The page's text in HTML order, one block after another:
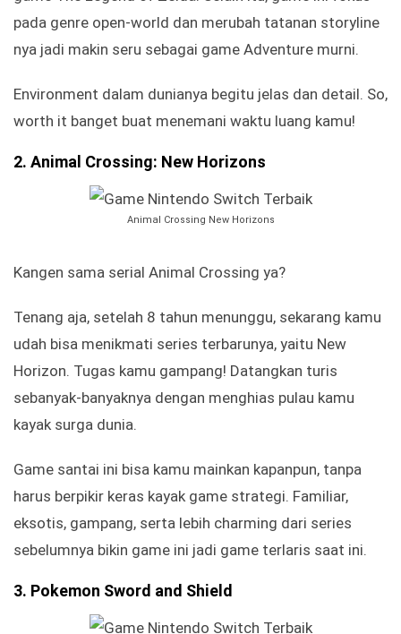
pada genre open-world dan merubah tatanan storyline
nya jadi makin seru sebagai game Adventure murni.
Environment dalam dunianya begitu jelas dan detail. So,
worth it banget buat menemani waktu luang kamu!
2. Animal Crossing: New Horizons
Animal Crossing New Horizons
Kangen sama serial Animal Crossing ya?
Tenang aja, setelah 8 tahun menunggu, sekarang kamu
udah bisa menikmati series terbarunya, yaitu New
Horizon. Tugas kamu gampang! Datangkan turis
sebanyak-banyaknya dengan menghias pulau kamu
kayak surga dunia.
Game santai ini bisa kamu mainkan kapanpun, tanpa
harus berpikir keras kayak game strategi. Familiar,
eksotis, gampang, serta lebih charming dari series
sebelumnya bikin game ini jadi game terlaris saat ini.
3. Pokemon Sword and Shield